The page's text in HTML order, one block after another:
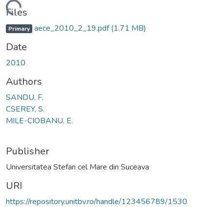
Loading...
Files
Primary aece_2010_2_19.pdf(1.71 MB)
Date
2010
Authors
SANDU, F.
CSEREY, S.
MILE-CIOBANU, E.
Publisher
Universitatea Stefan cel Mare din Suceava
URI
https://repository.unitbv.ro/handle/123456789/1530